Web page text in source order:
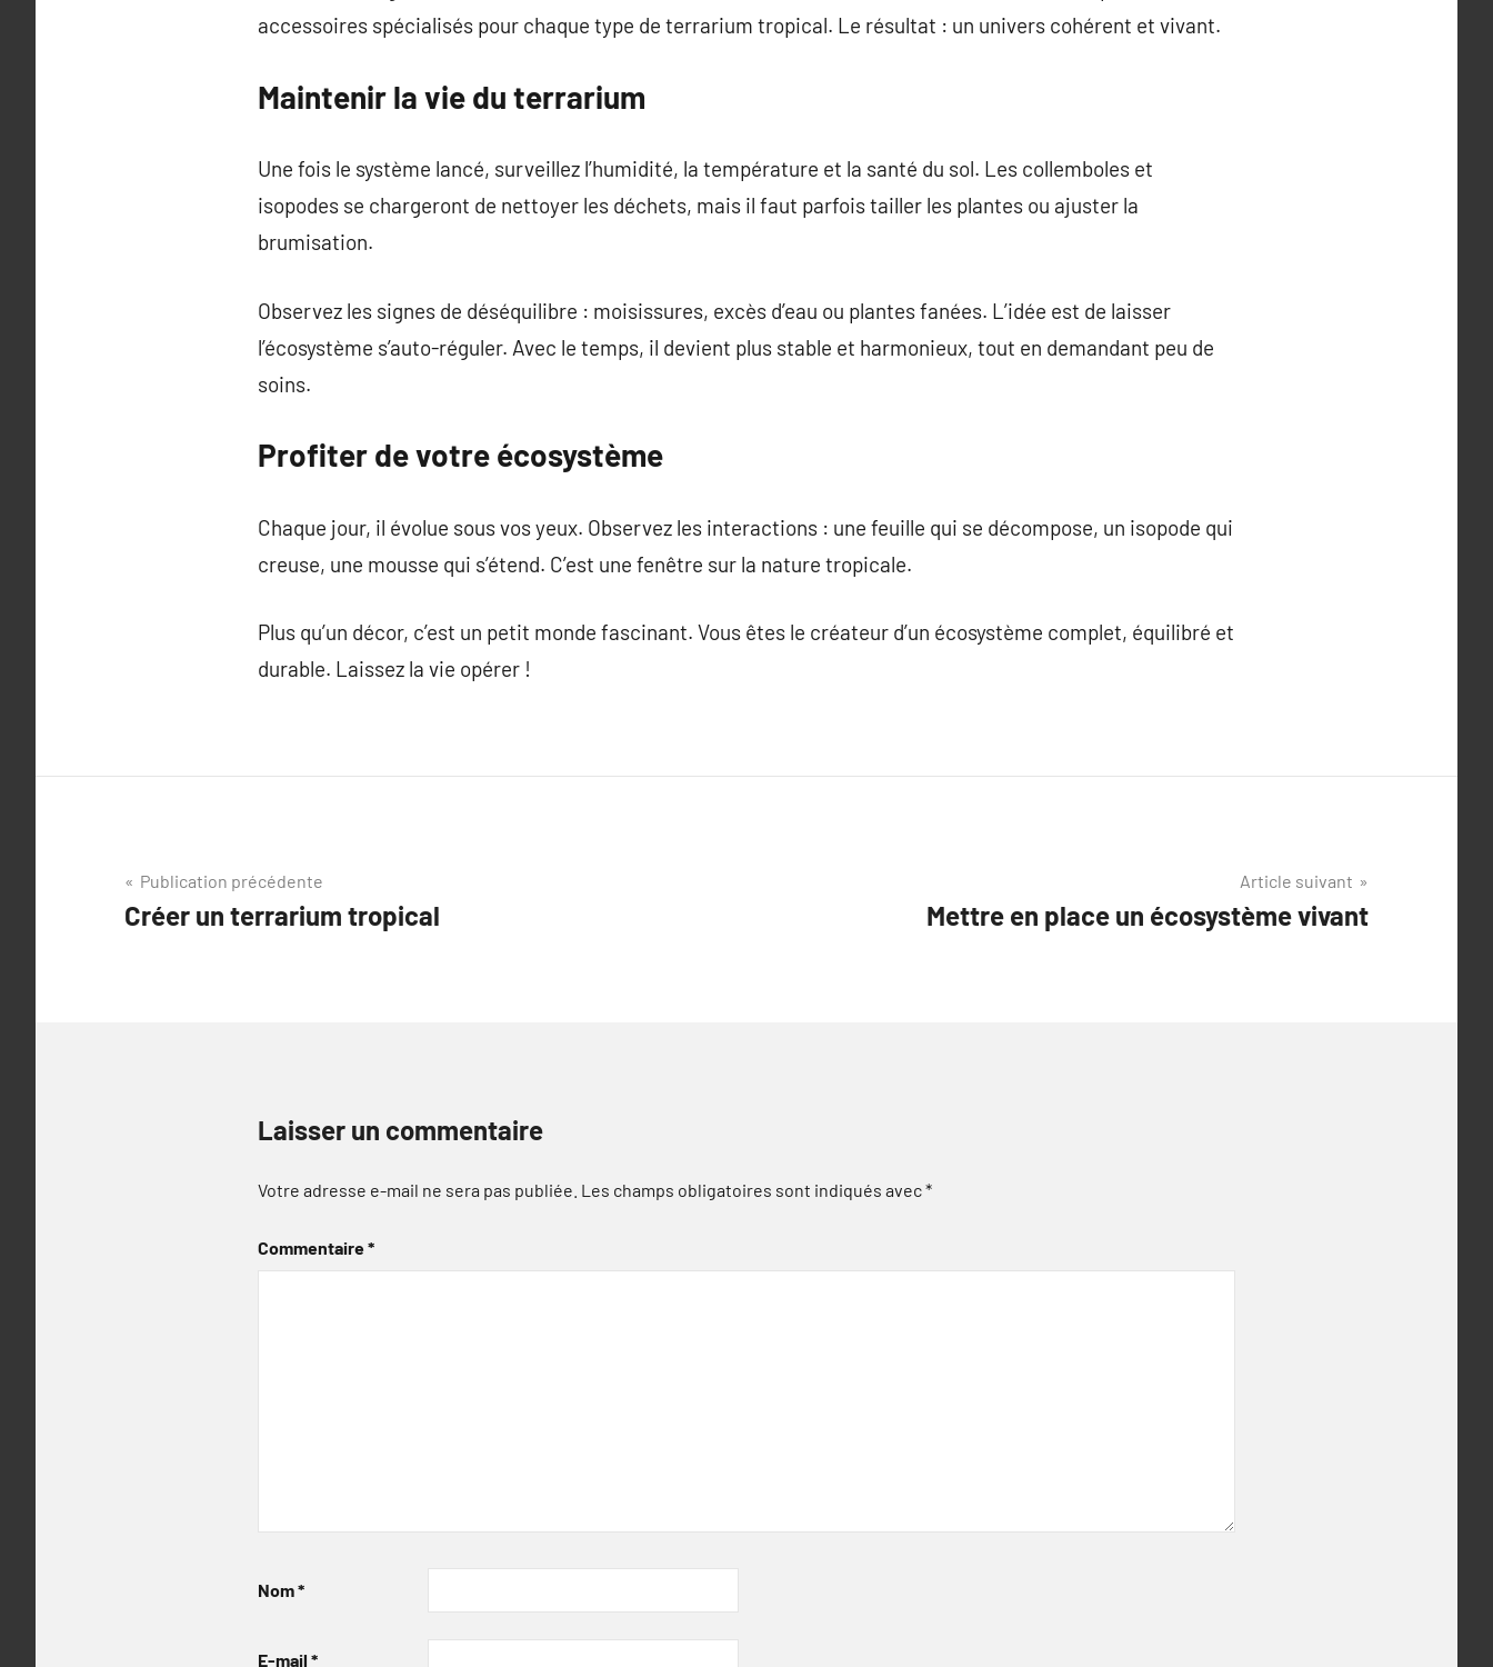
accessoires spécialisés pour chaque type de terrarium tropical. Le résultat : un univers cohérent et vivant.
Maintenir la vie du terrarium
Une fois le système lancé, surveillez l’humidité, la température et la santé du sol. Les collemboles et
isopodes se chargeront de nettoyer les déchets, mais il faut parfois tailler les plantes ou ajuster la
brumisation.
Observez les signes de déséquilibre : moisissures, excès d’eau ou plantes fanées. L’idée est de laisser
l’écosystème s’auto-réguler. Avec le temps, il devient plus stable et harmonieux, tout en demandant peu de
soins.
Profiter de votre écosystème
Chaque jour, il évolue sous vos yeux. Observez les interactions : une feuille qui se décompose, un isopode qui
creuse, une mousse qui s’étend. C’est une fenêtre sur la nature tropicale.
Plus qu’un décor, c’est un petit monde fascinant. Vous êtes le créateur d’un écosystème complet, équilibré et
durable. Laissez la vie opérer !
Navigation
de
Publication précédente
Créer un terrarium tropical
Article suivant
Mettre en place un écosystème vivant
Laisser un commentaire
Votre adresse e-mail ne sera pas publiée. Les champs obligatoires sont indiqués avec*
Commentaire*
Nom*
E-mail *